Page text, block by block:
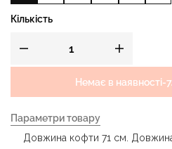
Кількість
Немає в наявності-
Параметри товару
Довжина кофти 71 см.